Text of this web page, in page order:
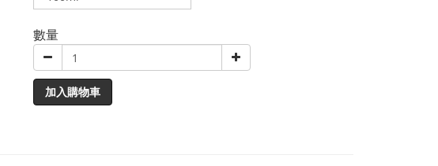
數量
加入購物車